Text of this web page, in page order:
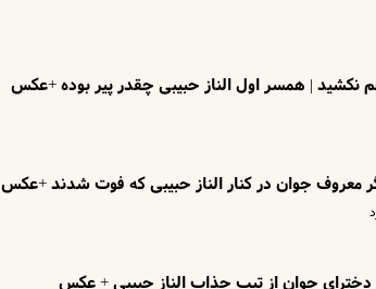
| همسر اول الناز حبیبی چقدر پیر بوده +عکس
معروف جوان در کنار الناز حبیبی که فوت شدند +عکس
دخترای جوان از تیپ جذاب الناز حبیبی + عکس